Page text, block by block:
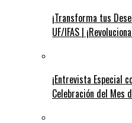
¡Transforma tus
UF/IFAS |
¡Entrevista Especial
Celebración del Mes